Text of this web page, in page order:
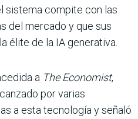
sistema compite con las
del mercado y que sus
élite de la IA generativa.
a The Economist,
por varias
a esta tecnología y señaló